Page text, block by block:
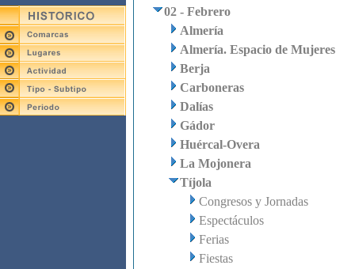
02 - Febrero
Almería
Almería. Espacio de Mujeres
Berja
Carboneras
Dalías
Gádor
Huércal-Overa
La Mojonera
Tíjola
Congresos y Jornadas
Espectáculos
Ferias
Fiestas